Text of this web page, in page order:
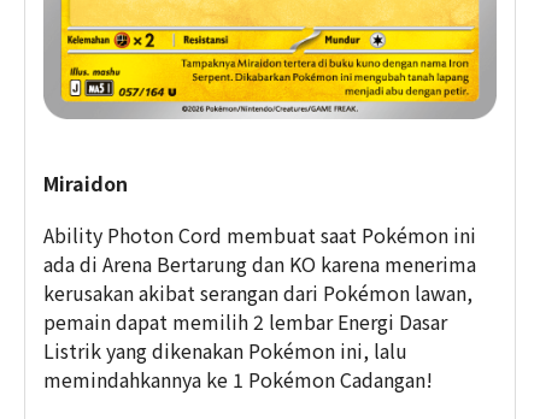
Miraidon
Ability Photon Cord membuat saat Pokémon ini
ada di Arena Bertarung dan KO karena menerima
kerusakan akibat serangan dari Pokémon lawan,
pemain dapat memilih 2 lembar Energi Dasar
Listrik yang dikenakan Pokémon ini, lalu
memindahkannya ke 1 Pokémon Cadangan!